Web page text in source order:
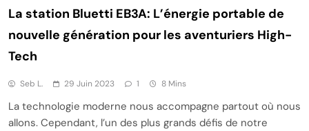
La station Bluetti EB3A: L’énergie portable de
nouvelle génération pour les aventuriers High-
Tech
Seb L. 29 Juin 2023 1 8 Mins
La technologie moderne nous accompagne partout où nous
allons. Cependant, l’un des plus grands défis de notre